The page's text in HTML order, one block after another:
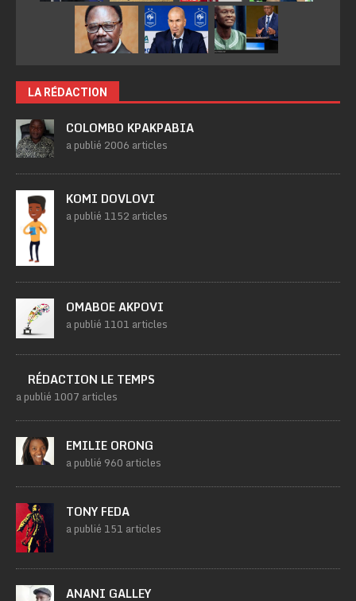
LA RÉDACTION
COLOMBO KPAKPABIA
a publié 2006 articles
KOMI DOVLOVI
a publié 1152 articles
OMABOE AKPOVI
a publié 1101 articles
RÉDACTION LE TEMPS
a publié 1007 articles
EMILIE ORONG
a publié 960 articles
TONY FEDA
a publié 151 articles
ANANI GALLEY